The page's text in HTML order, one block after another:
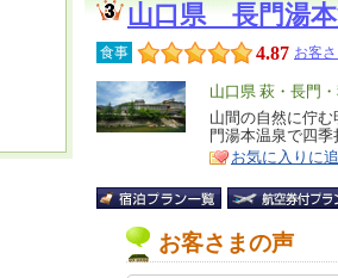
山口県 長門湯
食事 4.87 お客
エ
リ
ア
山口県 萩・長門
特
徴
山間の自然に佇
門湯本温泉で四
お気に入りに
お客さまの声